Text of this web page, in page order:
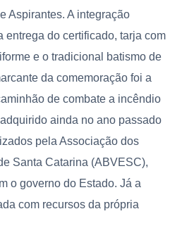
Aspirantes. A integração
entrega do certificado, tarja com
e o tradicional batismo de
da comemoração foi a
de combate a incêndio
ainda no ano passado
pela Associação dos
Santa Catarina (ABVESC),
o governo do Estado. Já a
com recursos da própria